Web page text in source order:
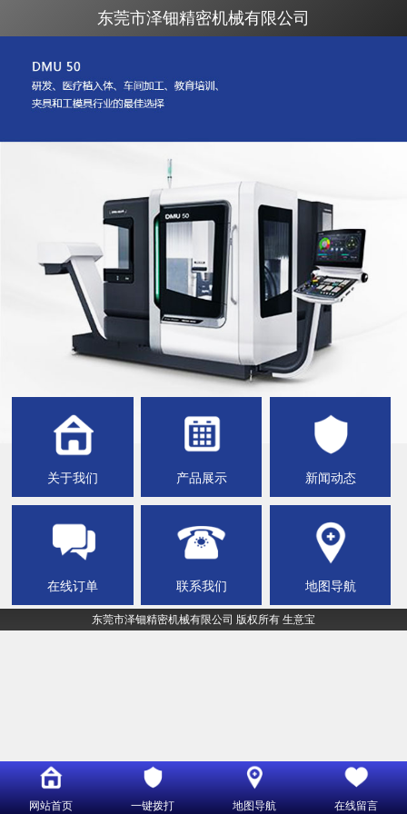
东莞市泽钿精密机械有限公司
关于我们 产品展示 新闻动态
在线订单 联系我们 地图导航
东莞市泽钿精密机械有限公司 版权所有 生意宝
网站首页 一键拨打 地图导航 在线留言